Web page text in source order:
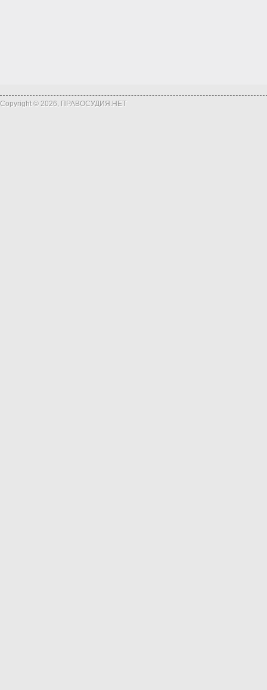
Copyright © 2026, ПРАВОСУДИЯ.НЕТ